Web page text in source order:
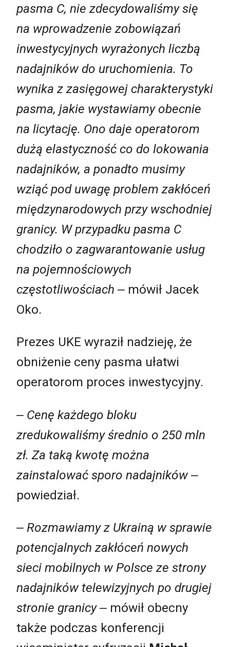
pasma C, nie zdecydowaliśmy się
na wprowadzenie zobowiązań
inwestycyjnych wyrażonych liczbą
nadajników do uruchomienia. To
wynika z zasięgowej charakterystyki
pasma, jakie wystawiamy obecnie
na licytację. Ono daje operatorom
dużą elastyczność co do lokowania
nadajników, a ponadto musimy
wziąć pod uwagę problem zakłóceń
międzynarodowych przy wschodniej
granicy. W przypadku pasma C
chodziło o zagwarantowanie usług
na pojemnościowych
częstotliwościach ‒ mówił Jacek
Oko.
Prezes UKE wyraził nadzieję, że
obniżenie ceny pasma ułatwi
operatorom proces inwestycyjny.
‒ Cenę każdego bloku
zredukowaliśmy średnio o 250 mln
zł. Za taką kwotę można
zainstalować sporo nadajników‒
powiedział.
‒ Rozmawiamy z Ukrainą w sprawie
potencjalnych zakłóceń nowych
sieci mobilnych w Polsce ze strony
nadajników telewizyjnych po drugiej
stronie granicy‒ mówił obecny
także podczas konferencji